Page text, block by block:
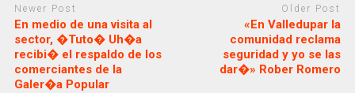
Newer Post
En medio de una visita al
sector, �Tuto� Uh�a
recibi� el respaldo de los
comerciantes de la
Galer�a Popular
Older Post
«En Valledupar la
comunidad reclama
seguridad y yo se las
dar�» Rober Romero